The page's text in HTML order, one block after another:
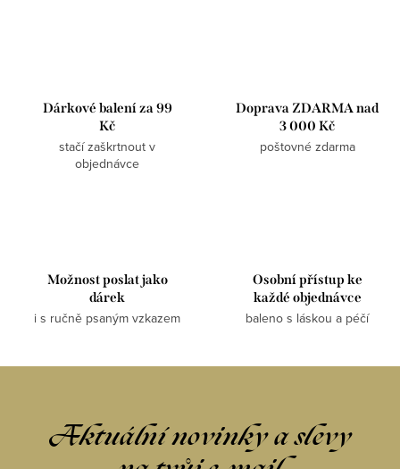
Dárkové balení za 99
Kč
stačí zaškrtnout v
objednávce
Doprava ZDARMA nad
3 000 Kč
poštovné zdarma
Možnost poslat jako
dárek
i s ručně psaným vzkazem
Osobní přístup ke
každé objednávce
baleno s láskou a péčí
Aktuální novinky a slevy